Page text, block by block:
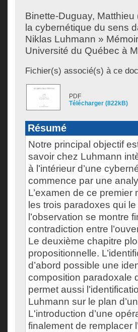
Binette-Duguay, Matthieu
la cybernétique du sens
Niklas Luhmann »
Université du Québec à
Fichier(s) associé(s) à ce
PDF
Télécharger (822kB)
Résumé
Notre principal objectif
savoir chez Luhmann
à l’intérieur d’une
commence par une
L’examen de ce premier
les trois paradoxes qui
l’observation se montre
contradiction entre
Le deuxième chapitre
propositionnelle.
d’abord possible une
composition paradoxale
permet aussi
Luhmann sur le plan
L'introduction d’une
finalement de remplacer